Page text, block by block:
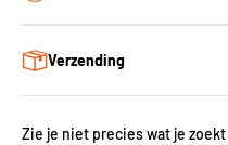
Verzending
Zie je niet precies wat je